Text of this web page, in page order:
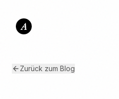
A
Zurück zum Blog